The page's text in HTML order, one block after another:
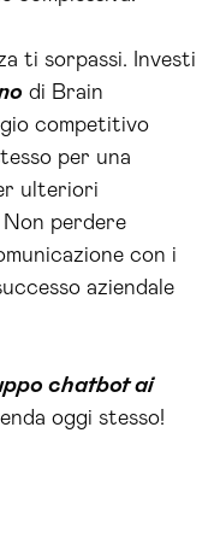
ti sorpassi. Investi
di Brain
competitivo
per una
ulteriori
Non perdere
con i
aziendale
chatbot ai
oggi stesso!